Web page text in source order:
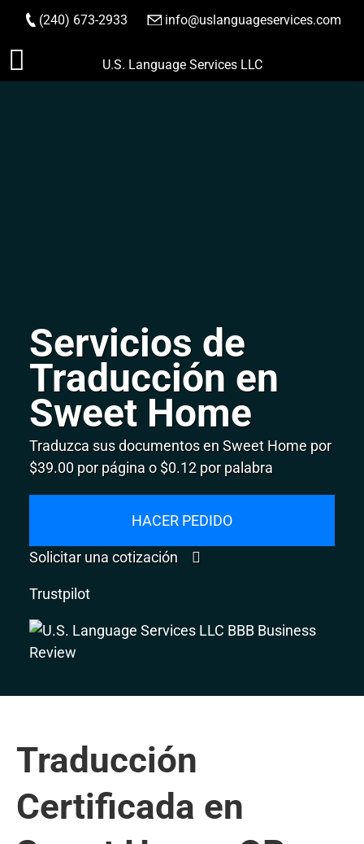
Saltar
(240) 673-2933 info@uslanguageservices.com
HACER PEDIDO
U.S. Language Services LLC
Servicios de
Traducción en
Sweet Home
Traduzca sus documentos en Sweet Home por
$39.00 por página o $0.12 por palabra
HACER PEDIDO
Solicitar una cotización
Trustpilot
Traducción
Certificada en